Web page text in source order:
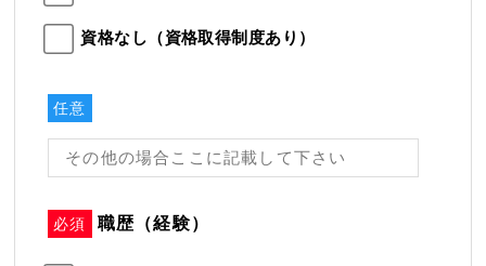
資格なし（資格取得制度あり）
任意
必須 職歴（経験）